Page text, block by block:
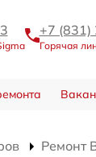
+7
Горячая
Ремонт